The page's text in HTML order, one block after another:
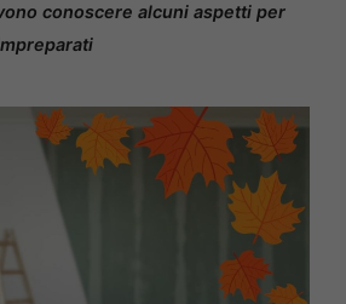
conoscere alcuni aspetti per